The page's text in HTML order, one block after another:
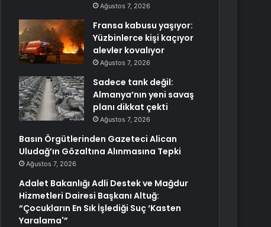
Ağustos 7, 2026
Fransa kabusu yaşıyor:
Yüzbinlerce kişi kaçıyor
alevler kovalıyor
Ağustos 7, 2026
Sadece tank değil:
Almanya’nın yeni savaş
planı dikkat çekti
Ağustos 7, 2026
Basın Örgütlerinden Gazeteci Alican
Uludağ’ın Gözaltına Alınmasına Tepki
Ağustos 7, 2026
Adalet Bakanlığı Adli Destek ve Mağdur
Hizmetleri Dairesi Başkanı Altuğ:
“Çocukların En Sık İşlediği Suç ‘Kasten
Yaralama'”